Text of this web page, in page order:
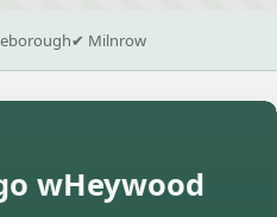
✔ Milnrow
wHeywood